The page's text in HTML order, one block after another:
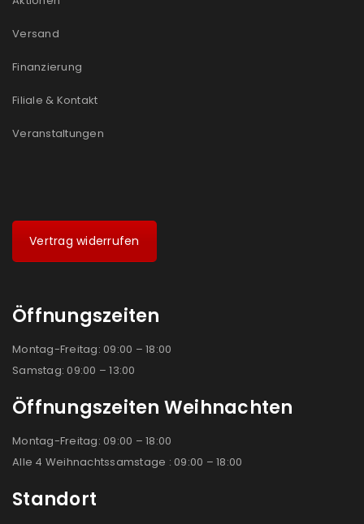
Versand
Finanzierung
Filiale & Kontakt
Veranstaltungen
Vertrag widerrufen
Öffnungszeiten
Montag-Freitag: 09:00 – 18:00
Samstag: 09:00 – 13:00
Öffnungszeiten Weihnachten
Montag-Freitag: 09:00 – 18:00
Alle 4 Weihnachtssamstage : 09:00 – 18:00
Standort